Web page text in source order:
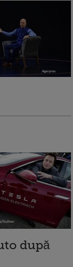
după